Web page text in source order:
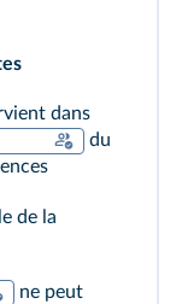
dans
du
de la
ne peut